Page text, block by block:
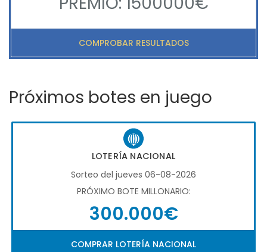
COMPROBAR RESULTADOS
Próximos botes en juego
LOTERÍA NACIONAL
Sorteo del jueves 06-08-2026
PRÓXIMO BOTE MILLONARIO:
300.000€
COMPRAR LOTERÍA NACIONAL